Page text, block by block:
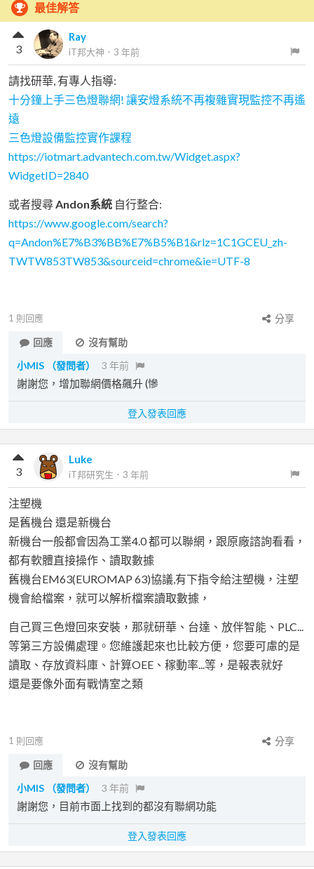
最佳解答
Ray
iT邦大神 ． 3 年前
3
請找研華, 有專人指導:
十分鐘上手三色燈聯網! 讓安燈系統不再複雜實現監控不再遙
遠
三色燈設備監控實作課程
https://iotmart.advantech.com.tw/Widget.aspx?
WidgetID=2840
或者搜尋Andon系統 自行整合:
https://www.google.com/search?
q=Andon%E7%B3%BB%E7%B5%B1&rlz=1C1GCEU_zh-
TWTW853TW853&sourceid=chrome&ie=UTF-8
1 則回應
分享
回應
沒有幫助
小MIS
（發問者） 3 年前
謝謝您，增加聯網價格飆升 (慘
登入發表回應
Luke
iT邦研究生 ． 3 年前
3
注塑機
是舊機台 還是新機台
新機台一般都會因為工業4.0 都可以聯網，跟原廠諮詢看看，
都有軟體直接操作、讀取數據
舊機台EM63(EUROMAP 63)協議,有下指令給注塑機，注塑
機會給檔案，就可以解析檔案讀取數據，
自己買三色燈回來安裝，那就研華、台達、放伴智能、PLC...
等第三方設備處理。您維護起來也比較方便，您要可慮的是
讀取、存放資料庫、計算OEE、稼動率...等，是報表就好
還是要像外面有戰情室之類
1 則回應
分享
回應
沒有幫助
小MIS
（發問者） 3 年前
謝謝您，目前市面上找到的都沒有聯網功能
登入發表回應